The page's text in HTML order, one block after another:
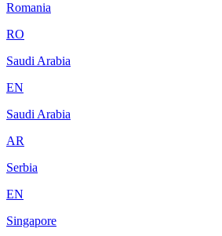
Romania
RO
Saudi Arabia
EN
Saudi Arabia
AR
Serbia
EN
Singapore